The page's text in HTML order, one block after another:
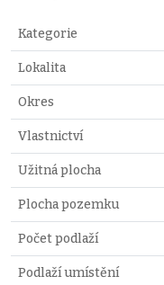
Kategorie
Lokalita
Okres
Vlastnictví
Užitná plocha
Plocha pozemku
Počet podlaží
Podlaží umístění